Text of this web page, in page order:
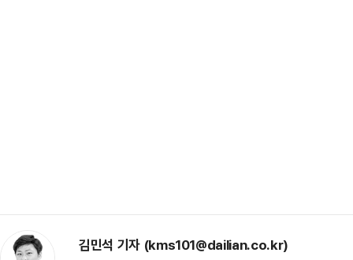
김민석 기자 (kms101@dailian.co.kr)